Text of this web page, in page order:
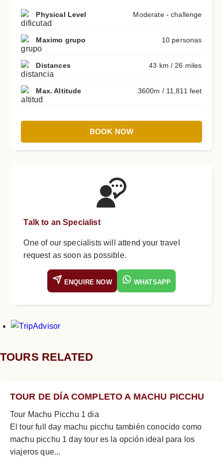
Physical Level Moderate - challenge
Maximo grupo 10 personas
Distances 43 km / 26 miles
Max. Altitude 3600m / 11,811 feet
BOOK NOW
Talk to an Specialist
One of our specialists will attend your travel
request as soon as possible.
ENQUIRE NOW WHATSAPP
TOURS RELATED
TOUR DE DÍA COMPLETO A MACHU PICCHU
Tour Machu Picchu 1 dia
El tour full day machu picchu también conocido como
machu picchu 1 day tour es la opción ideal para los
viajeros que...